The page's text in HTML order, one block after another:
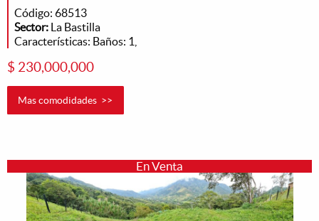
Código: 68513
Sector: La Bastilla
Características: Baños: 1,
$ 230,000,000
Mas comodidades >>
En Venta